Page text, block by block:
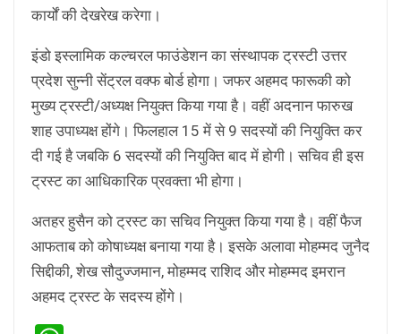
कार्यों की देखरेख करेगा।
इंडो इस्लामिक कल्चरल फाउंडेशन का संस्थापक ट्रस्टी उत्तर
प्रदेश सुन्नी सेंट्रल वक्फ बोर्ड होगा। जफर अहमद फारूकी को
मुख्य ट्रस्टी/अध्यक्ष नियुक्त किया गया है। वहीं अदनान फारुख
शाह उपाध्यक्ष होंगे। फिलहाल 15 में से 9 सदस्यों की नियुक्ति कर
दी गई है जबकि 6 सदस्यों की नियुक्ति बाद में होगी। सचिव ही इस
ट्रस्ट का आधिकारिक प्रवक्ता भी होगा।
अतहर हुसैन को ट्रस्ट का सचिव नियुक्त किया गया है। वहीं फैज
आफताब को कोषाध्यक्ष बनाया गया है। इसके अलावा मोहम्मद जुनैद
सिद्दीकी, शेख सौदुज्जमान, मोहम्मद राशिद और मोहम्मद इमरान
अहमद ट्रस्ट के सदस्य होंगे।